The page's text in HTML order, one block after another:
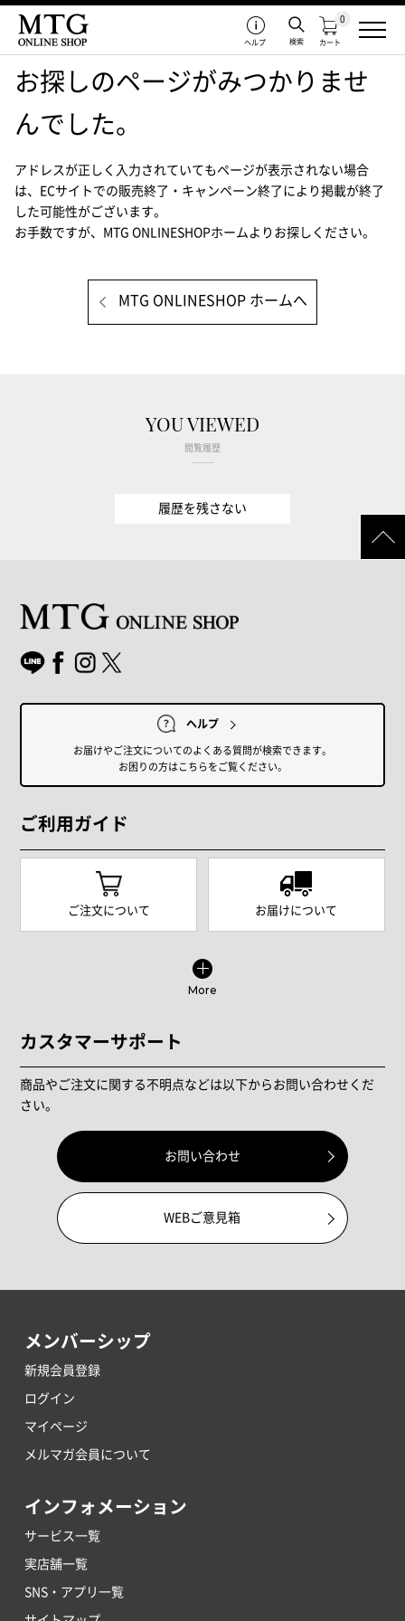
カート
0
検索
ヘルプ
お探しのページがみつかりませ
んでした。
アドレスが正しく入力されていてもページが表示されない場合
は、
ECサイトでの販売終了・キャンペーン終了により掲載が終了
した可能性がございます。
お手数ですが、MTG ONLINESHOPホームよりお探しください。
MTG ONLINESHOP ホームへ
YOU VIEWED
閲覧履歴
履歴を残さない
ヘルプ
お届けやご注文についてのよくある質問が検索できます。
お困りの方はこちらをご覧ください。
ご利用ガイド
ご注文について お届けについて
More
カスタマーサポート
商品やご注文に関する不明点などは以下からお問い合わせくだ
さい。
お問い合わせ
WEBご意見箱
メンバーシップ
新規会員登録
ログイン
マイページ
メルマガ会員について
インフォメーション
サービス一覧
実店舗一覧
SNS・アプリ一覧